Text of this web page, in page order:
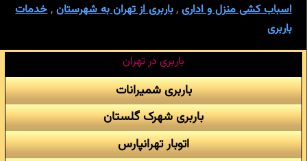
اسباب کشی منزل و اداری,باربری از تهران به شهرستان,خدمات
باربری
باربری در تهران
باربری شمیرانات
باربری شهرک گلستان
اتوبار تهرانپارس